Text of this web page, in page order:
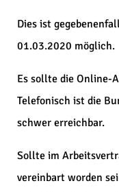
Dies ist
01.03.2020 möglich.
Es sollte die Online-
Telefonisch ist die
schwer erreichbar.
Sollte im
vereinbart worden